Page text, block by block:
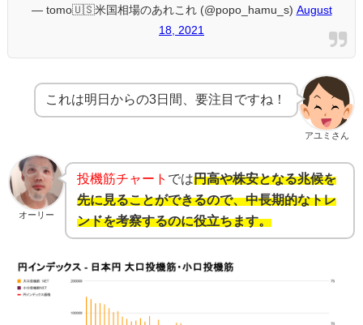
— tomo🇺🇸米国相場のあれこれ (@popo_hamu_s) August
18, 2021
アユミさん
これは明日からの3日間、要注目ですね！
オーリー
投機筋チャート では円高や株安となる兆候を
先に見ることができるので、中長期的なトレ
ンドを考察するのに役立ちます。